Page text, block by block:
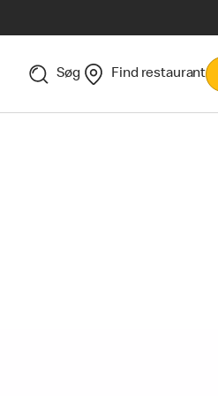
Søg Find restaurant